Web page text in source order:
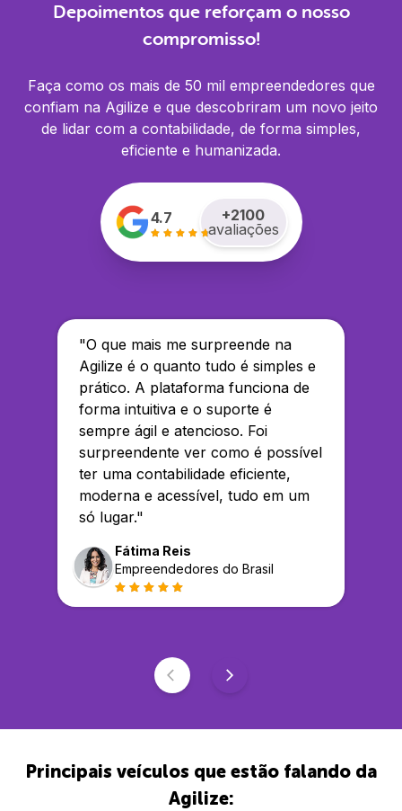
Depoimentos que reforçam o nosso
compromisso!
Faça como os mais de 50 mil empreendedores que
confiam na Agilize e que descobriram um novo jeito
de lidar com a contabilidade, de forma simples,
eficiente e humanizada.
4.7 +2100
avaliações
"O que mais me surpreende na
Agilize é o quanto tudo é simples e
prático. A plataforma funciona de
forma intuitiva e o suporte é
sempre ágil e atencioso. Foi
surpreendente ver como é possível
ter uma contabilidade eficiente,
moderna e acessível, tudo em um
só lugar."
Fátima Reis
Empreendedores do Brasil
Principais veículos que estão falando da
Agilize: